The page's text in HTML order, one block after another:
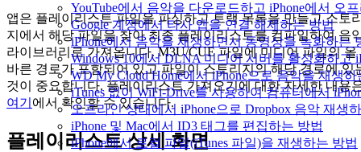
YouTube에서 음악을 다운로드하고 iPhone에서 오
Google 계정에서 타사 앱을 연결 해제하는 방법
iPhone에서 음악을 재생하면서 동영상을 녹화하는
Windows 10에서 DLNA 미디어 서버를 활성화하고
WD My Cloud Home에서 iPhone으로 음악을 재생
iTunes 없이 WiFi-Drive를 사용하여 컴퓨터에서
오프라인 상태에서 iPhone으로 Dropbox 음악 재생
iPhone 및 Mac에서 ID3 태그를 편집하는 방법
iPhone에서 로컬 파일(iTunes 파일)을 재생하는 방법
앱은 플레이리스트 파일을 파싱하고 트랙 목록을 만들고 스토
지에서 해당 파일을 찾아 최종 플레이리스트를 컴파일하여 음
라이브러리로 가져옵니다. M3U/CUE 파일에 미디어 파일의 올
바른 경로가 포함되어 있고 파일이 스토리지의 해당 경로에 있
것이 중요합니다. 플레이리스트 가져오기에 대한 자세한 내용
여기 에서 확인할 수 있습니다.
플레이리스트 상세 화면